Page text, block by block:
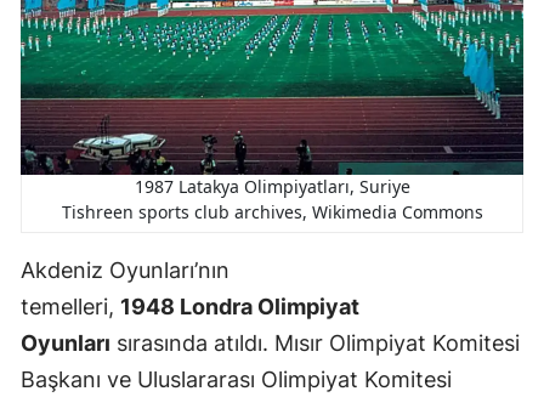
1987 Latakya Olimpiyatları, Suriye
Tishreen sports club archives, Wikimedia Commons
Akdeniz Oyunları’nın
temelleri, 1948 Londra Olimpiyat
Oyunları sırasında atıldı. Mısır Olimpiyat Komitesi
Başkanı ve Uluslararası Olimpiyat Komitesi